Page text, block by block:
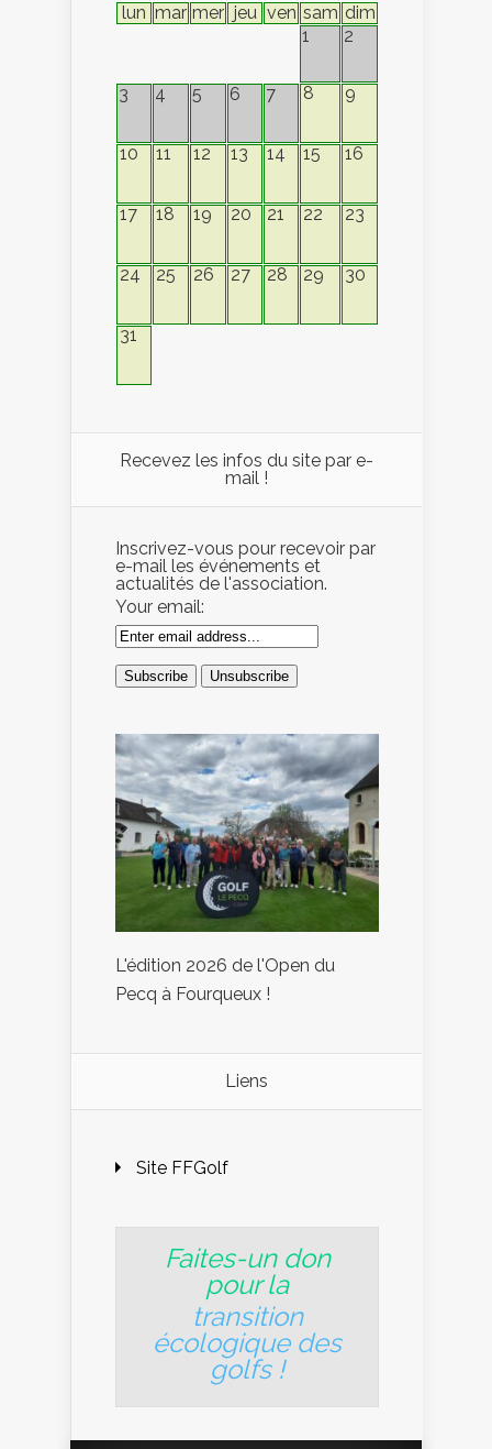
lun mar mer jeu ven sam dim
1
2
3 4 5 6 7 8 9
10 11 12 13 14 15 16
17 18 19 20 21 22 23
24 25 26 27 28 29 30
31
Recevez les infos du site par e-
mail !
Inscrivez-vous pour recevoir par
e-mail les événements et
actualités de l'association.
Your email:
L'édition 2026 de l'Open du
Pecq à Fourqueux !
Liens
Site FFGolf
Faites-un don
pour la
transition
écologique des
golfs!